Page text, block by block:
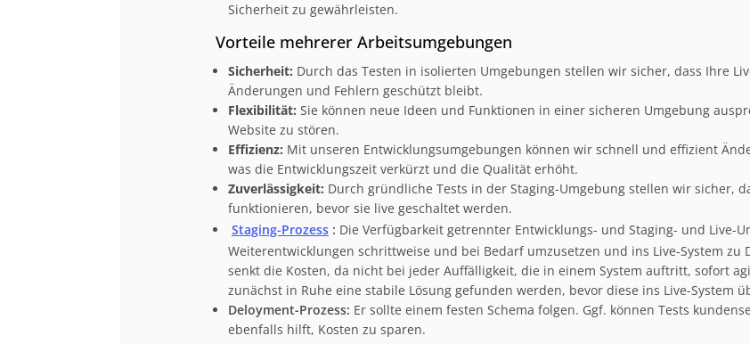
Sicherheit zu gewährleisten.
Vorteile mehrerer Arbeitsumgebungen
Sicherheit: Durch das Testen in isolierten Umgebungen stellen wir sicher, dass Ihre
Änderungen und Fehlern geschützt bleibt.
Flexibilität: Sie können neue Ideen und Funktionen in einer sicheren Umgebung
Website zu stören.
Effizienz: Mit unseren Entwicklungsumgebungen können wir schnell und effizient
was die Entwicklungszeit verkürzt und die Qualität erhöht.
Zuverlässigkeit: Durch gründliche Tests in der Staging-Umgebung stellen wir sicher,
funktionieren, bevor sie live geschaltet werden.
Staging-Prozess : Die Verfügbarkeit getrennter Entwicklungs- und Staging- und Live-
Weiterentwicklungen schrittweise und bei Bedarf umzusetzen und ins Live-System zu
senkt die Kosten, da nicht bei jeder Auffälligkeit, die in einem System auftritt, sofort
zunächst in Ruhe eine stabile Lösung gefunden werden, bevor diese ins Live-System
Deloyment-Prozess: Er sollte einem festen Schema folgen. Ggf. können Tests
ebenfalls hilft, Kosten zu sparen.